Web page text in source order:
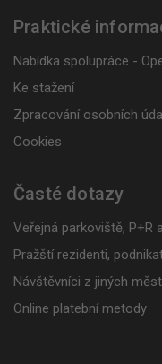
Praktické
Nabídka spolupráce -
Ke stažení
Zpracování osobních
Cookies
Časté dotazy
Veřejná parkoviště, P+R
Pražští rezidenti,
Návštěvníci z jiných
Online platební metody